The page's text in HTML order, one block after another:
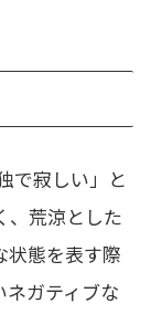
で寂しい」と
、荒涼とした
状態を表す際
ネガティブな